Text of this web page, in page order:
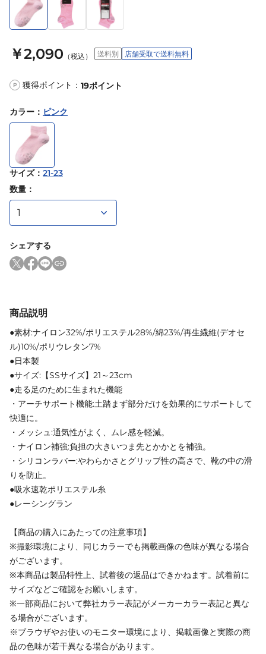
￥2,090 （税込） 送料別 店舗受取で送料無料
P 獲得ポイント： 19ポイント
カラー ： ピンク
サイズ： 21-23
数量：
シェアする
商品説明
●素材:ナイロン32%/ポリエステル28%/綿23%/再生繊維(デオセ
ル)10%/ポリウレタン7%
●日本製
●サイズ:【SSサイズ】21～23cm
●走る足のために生まれた機能
・アーチサポート機能:土踏まず部分だけを効果的にサポートして
快適に。
・メッシュ:通気性がよく、ムレ感を軽減。
・ナイロン補強:負担の大きいつま先とかかとを補強。
・シリコンラバー:やわらかさとグリップ性の高さで、靴の中の滑
りを防止。
●吸水速乾ポリエステル糸
●レーシングラン
【商品の購入にあたっての注意事項】
※撮影環境により、同じカラーでも掲載画像の色味が異なる場合
がございます。
※本商品は製品特性上、試着後の返品はできかねます。試着前に
サイズなどご確認をお願いします。
※一部商品において弊社カラー表記がメーカーカラー表記と異な
る場合がございます。
※ブラウザやお使いのモニター環境により、掲載画像と実際の商
品の色味が若干異なる場合があります。